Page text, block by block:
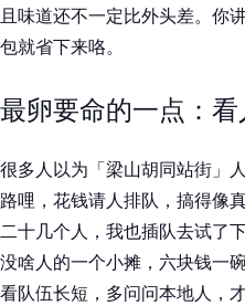
且味道还不一定比外头差。你
包就省下来咯。
最卵要命的一点：
很多人以为「梁山胡同站街」
路哩，花钱请人排队，搞得像
二十几个人，我也插队去试了
没啥人的一个小摊，六块钱一
看队伍长短，多问问本地人，